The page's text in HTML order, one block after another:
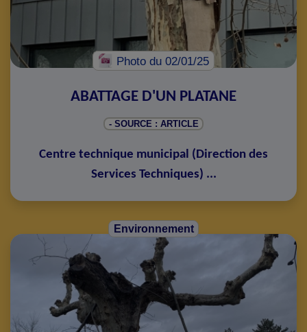
Photo du 02/01/25
ABATTAGE D'UN PLATANE
- SOURCE : ARTICLE
Centre technique municipal (Direction des
Services Techniques) ...
Environnement